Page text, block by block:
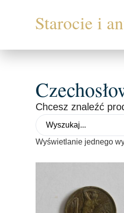
Chcesz znaleźć
Wyświetlanie jednego